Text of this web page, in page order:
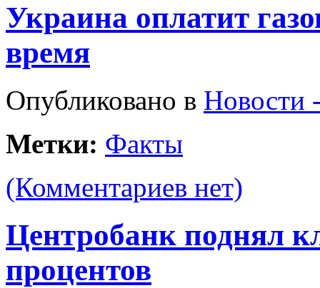
Украина оплатит
время
Опубликовано в Новости
Метки: Факты
(Комментариев нет)
Центробанк поднял
процентов